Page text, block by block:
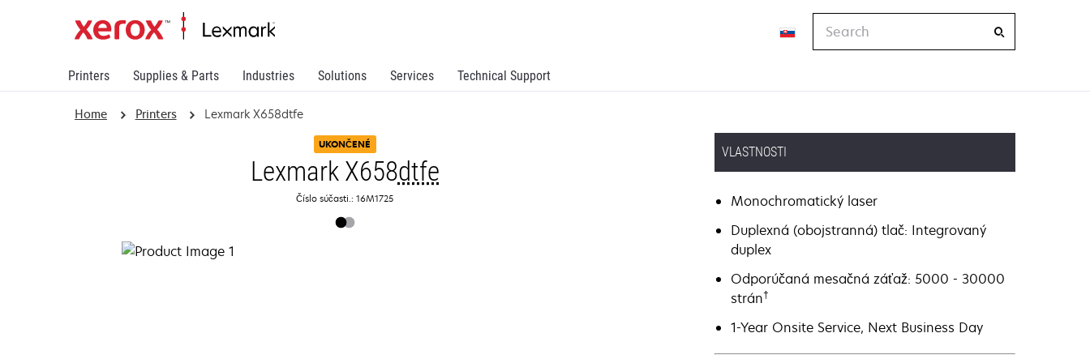
Printers Supplies & Parts Industries Solutions Services Technical Support
Home Printers Lexmark X658dtfe
UKONČENÉ
Lexmark X658dtfe
Číslo súčasti.: 16M1725
VLASTNOSTI
Monochromatický laser
Duplexná (obojstranná) tlač: Integrovaný
duplex
Odporúčaná mesačná záťaž: 5000 - 30000
strán†
1-Year Onsite Service, Next Business Day